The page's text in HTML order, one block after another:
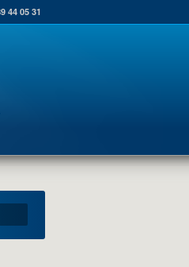
44 05 31